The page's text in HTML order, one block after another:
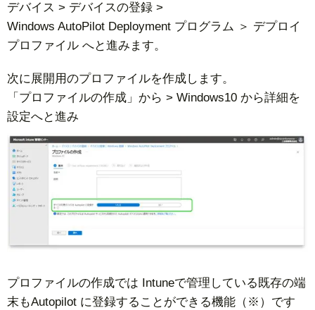
デバイス > デバイスの登録 >
Windows AutoPilot Deployment プログラム ＞ デプロイ
プロファイル へと進みます。
次に展開用のプロファイルを作成します。
「プロファイルの作成」から > Windows10 から詳細を
設定へと進み
プロファイルの作成では Intuneで管理している既存の端
末もAutopilot に登録することができる機能（※）です